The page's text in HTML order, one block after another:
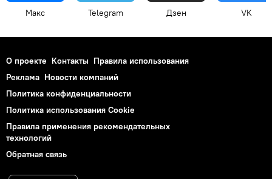
Макс Telegram Дзен VK
О проекте Контакты Правила использования
Реклама Новости компаний
Политика конфиденциальности
Политика использования Cookie
Правила применения рекомендательных
технологий
Обратная связь